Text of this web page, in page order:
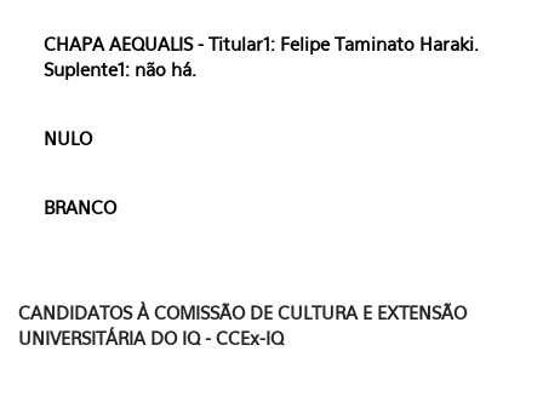
CHAPA AEQUALIS - Titular1: Felipe Taminato Haraki.
Suplente1: não há.
NULO
BRANCO
CANDIDATOS À COMISSÃO DE CULTURA E EXTENSÃO
UNIVERSITÁRIA DO IQ - CCEx-IQ